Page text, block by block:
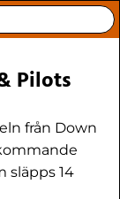
Pilots
från Down
släpps 14